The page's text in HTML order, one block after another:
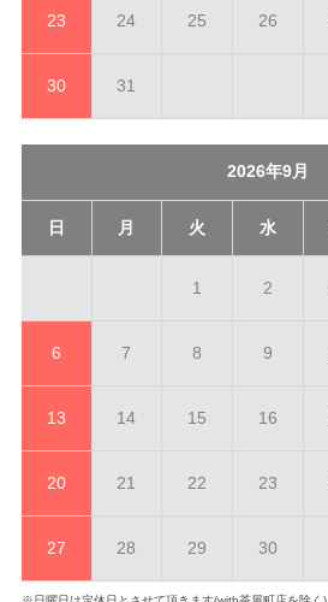
23 24 25 26
30 31
2026年9月
日 月 火 水
1 2
6 7 8 9
13 14 15 16
20 21 22 23
27 28 29 30